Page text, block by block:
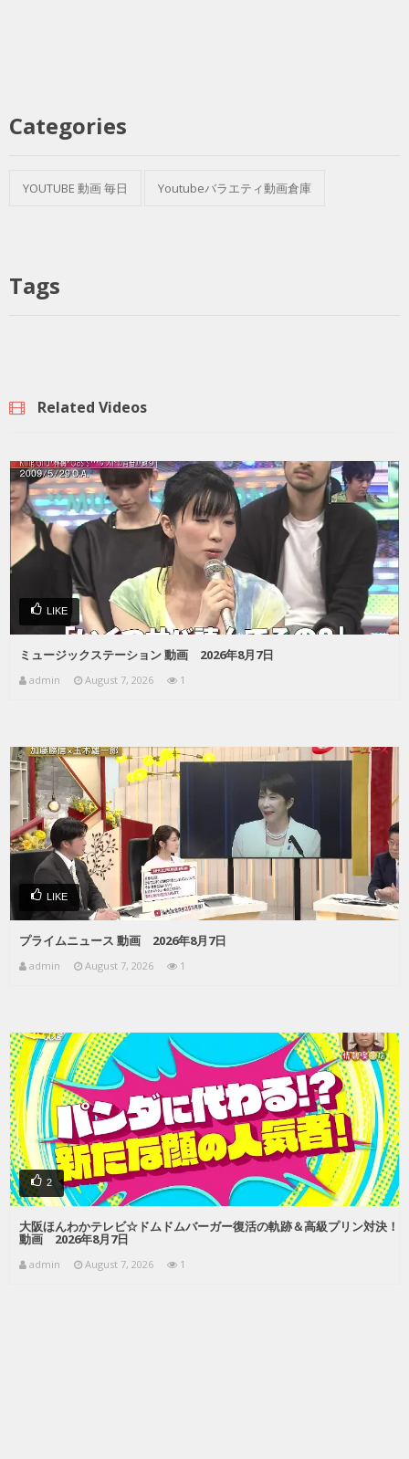
Categories
YOUTUBE 動画 毎日 Youtubeバラエティ動画倉庫
Tags
Related Videos
LIKE
ミュージックステーション 動画 2026年8月7日
admin August 7, 2026 1
LIKE
プライムニュース 動画 2026年8月7日
admin August 7, 2026 1
2
大阪ほんわかテレビ☆ドムドムバーガー復活の軌跡＆高級プリン対決！
動画 2026年8月7日
admin August 7, 2026 1